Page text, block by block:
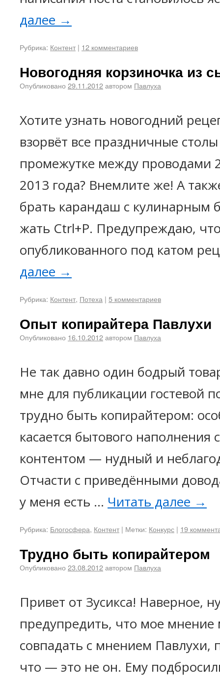
далее →
Рубрика: Контент | 12 комментариев
Новогодняя корзиночка из
Опубликовано 29.11.2012автором Павлуха
Хотите узнать новогодний
взорвёт все праздничные
промежутке между проводами
2013 года? Внемлите же! А
брать карандаш с кулинарным
жать Ctrl+P. Предупреждаю,
опубликованного под катом
далее →
Рубрика: Контент, Потеха | 5 комментариев
Опыт копирайтера Павлухи
Опубликовано 16.10.2012автором Павлуха
Не так давно один бодрый
мне для публикации гостевой
трудно быть копирайтером:
касается бытового
контентом — нудный и
Отчасти с приведёнными
у меня есть … Читать далее →
Рубрика: Блогосфера, Контент | Метки: Конкурс | 19
Трудно быть копирайтером
Опубликовано 23.08.2012автором Павлуха
Привет от Зусикса! Наверное,
предупредить, что мое
совпадать с мнением Павлухи,
что — это не он. Ему